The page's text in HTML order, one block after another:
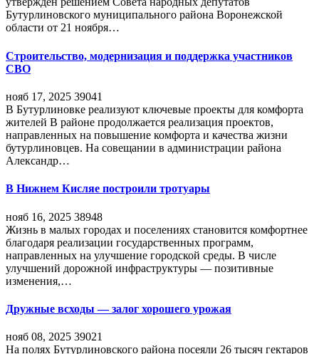
Бутурлиновского муниципального района Воронежской
области от 21 ноября…
Строительство, модернизация и поддержка участников
СВО
нояб 17, 2025 39041
В Бутурлиновке реализуют ключевые проекты для комфорта
жителей В районе продолжается реализация проектов,
направленных на повышение комфорта и качества жизни
бутурлиновцев. На совещании в администрации района
Александр…
В Нижнем Кисляе построили тротуары
нояб 16, 2025 38948
Жизнь в малых городах и поселениях становится комфортнее
благодаря реализации государственных программ,
направленных на улучшение городской среды. В числе
улучшений дорожной инфраструктуры — позитивные
изменения,…
Дружные всходы — залог хорошего урожая
нояб 08, 2025 39021
На полях Бутурлиновского района посеяли 26 тысяч гектаров